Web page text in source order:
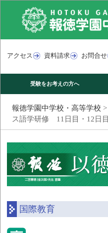
アクセス 資料請求 お問合せ
受験をお考えの方へ
報徳学園中学校・高等学校 >
ス語学研修 11日目・12日目
国際教育